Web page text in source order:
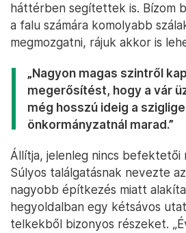
háttérben segítettek is. Bízom
a falu számára komolyabb
megmozgatni, rájuk akkor is
„Nagyon magas szintről
megerősítést, hogy a vár
még hosszú ideig a
önkormányzatnál marad.”
Állítja, jelenleg nincs befektetői
Súlyos találgatásnak nevezte
nagyobb építkezés miatt
hegyoldalban egy kétsávos
telkekből bizonyos részeket.